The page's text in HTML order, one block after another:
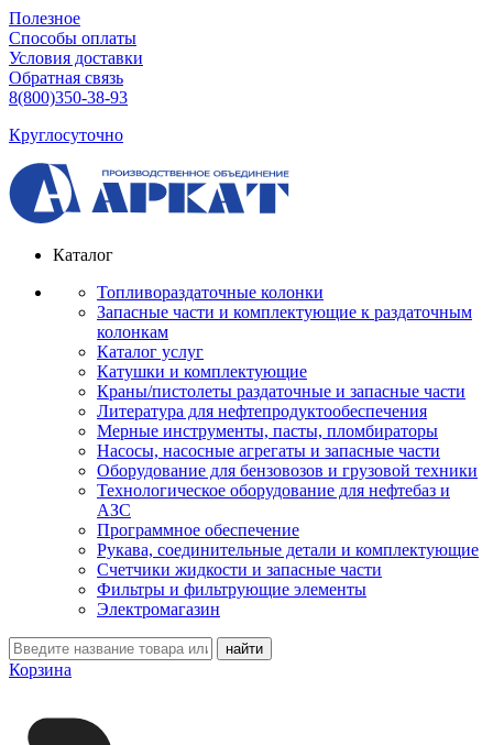
Полезное
Способы оплаты
Условия доставки
Обратная связь
8(800)350-38-93
Круглосуточно
Каталог
Топливораздаточные колонки
Запасные части и комплектующие к раздаточным
колонкам
Каталог услуг
Катушки и комплектующие
Краны/пистолеты раздаточные и запасные части
Литература для нефтепродуктообеспечения
Мерные инструменты, пасты, пломбираторы
Насосы, насосные агрегаты и запасные части
Оборудование для бензовозов и грузовой техники
Технологическое оборудование для нефтебаз и
АЗС
Программное обеспечение
Рукава, соединительные детали и комплектующие
Счетчики жидкости и запасные части
Фильтры и фильтрующие элементы
Электромагазин
Корзина